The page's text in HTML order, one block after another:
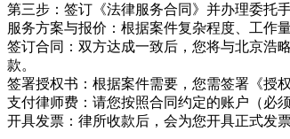
第三步：签订《法律服务合同》并办理委托
服务方案与报价：根据案件复杂程度、工作
签订合同：双方达成一致后，您将与北京浩
款。
签署授权书：根据案件需要，您需签署《授
支付律师费：请您按照合同约定的账户（必
开具发票：律所收款后，会为您开具正式发票